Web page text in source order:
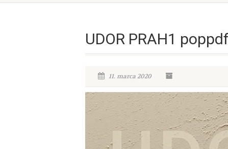
UDOR PRAH1 poppdf
11. marca 2020